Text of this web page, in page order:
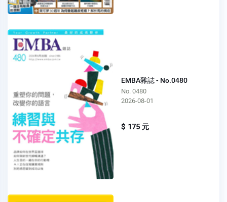
EMBA雜誌 - No.0480
No. 0480
2026-08-01
$ 175 元